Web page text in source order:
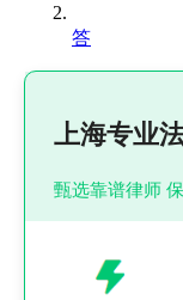
答
上海专业
甄选靠谱律师